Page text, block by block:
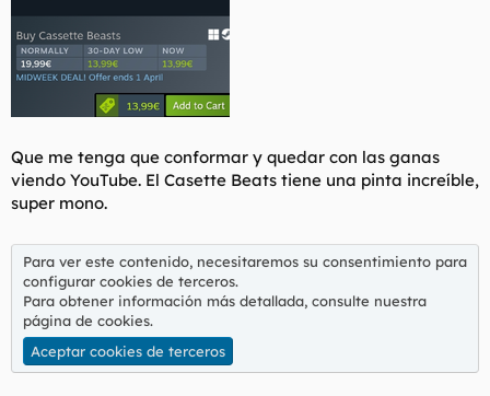
Que me tenga que conformar y quedar con las ganas
viendo YouTube. El Casette Beats tiene una pinta increíble,
super mono.
Para ver este contenido, necesitaremos su consentimiento para
configurar cookies de terceros.
Para obtener información más detallada, consulte nuestra
página de cookies.
Aceptar cookies de terceros